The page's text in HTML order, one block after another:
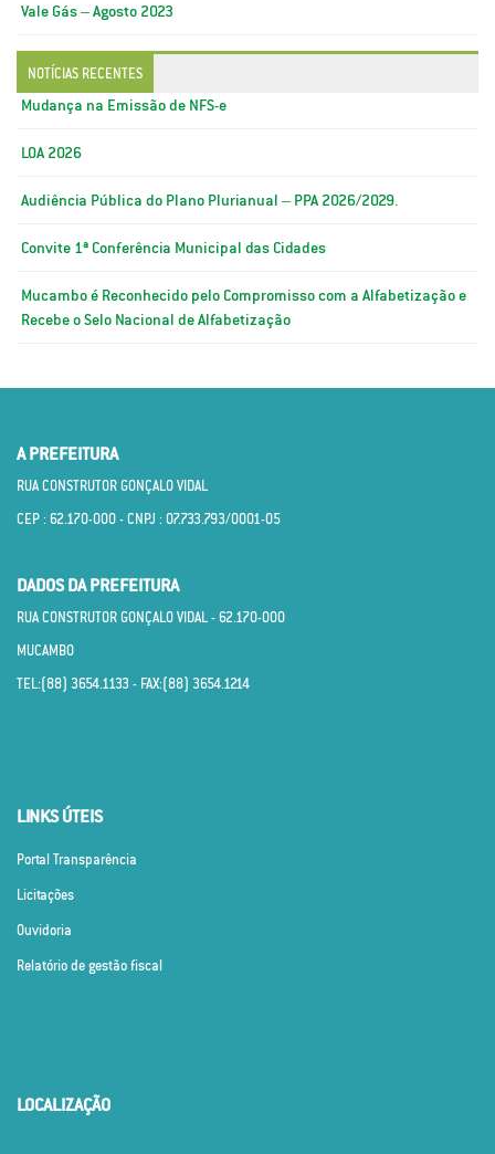
Vale Gás – Agosto 2023
NOTÍCIAS RECENTES
Mudança na Emissão de NFS-e
LOA 2026
Audiência Pública do Plano Plurianual – PPA 2026/2029.
Convite 1ª Conferência Municipal das Cidades
Mucambo é Reconhecido pelo Compromisso com a Alfabetização e
Recebe o Selo Nacional de Alfabetização
A PREFEITURA
RUA CONSTRUTOR GONÇALO VIDAL
CEP : 62.170­-000 - CNPJ : 07.733.793/0001­-05
DADOS DA PREFEITURA
RUA CONSTRUTOR GONÇALO VIDAL - 62.170­-000
MUCAMBO
TEL:(88) 3654.1133 - FAX:(88) 3654.1214
LINKS ÚTEIS
Portal Transparência
Licitações
Ouvidoria
Relatório de gestão fiscal
LOCALIZAÇÃO